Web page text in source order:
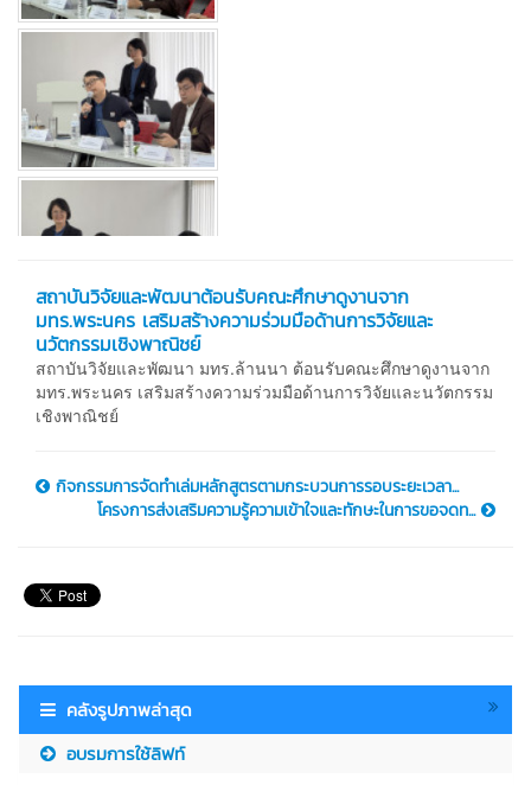
สถาบันวิจัยและพัฒนาต้อนรับคณะศึกษาดูงานจาก
มทร.พระนคร เสริมสร้างความร่วมมือด้านการวิจัยและ
นวัตกรรมเชิงพาณิชย์
สถาบันวิจัยและพัฒนา มทร.ล้านนา ต้อนรับคณะศึกษาดูงานจาก
มทร.พระนคร เสริมสร้างความร่วมมือด้านการวิจัยและนวัตกรรม
เชิงพาณิชย์
กิจกรรมการจัดทำเล่มหลักสูตรตามกระบวนการรอบระยะเวลา...
โครงการส่งเสริมความรู้ความเข้าใจและทักษะในการขอจดท...
คลังรูปภาพล่าสุด
อบรมการใช้ลิฟท์